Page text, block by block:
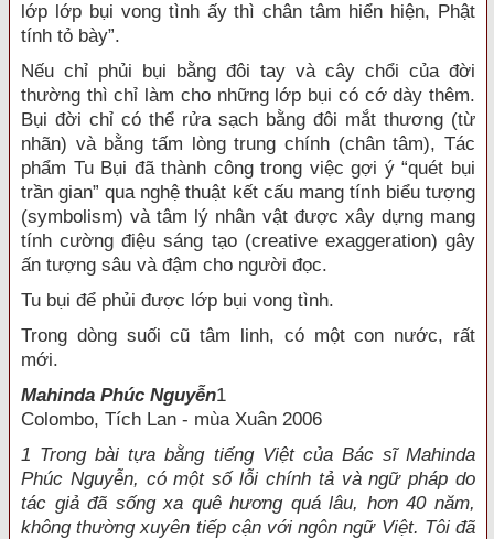
lớp lớp bụi vong tình ấy thì chân tâm hiển hiện, Phật
tính tỏ bày”.
Nếu chỉ phủi bụi bằng đôi tay và cây chổi của đời
thường thì chỉ làm cho những lớp bụi có cớ dày thêm.
Bụi đời chỉ có thể rửa sạch bằng đôi mắt thương (từ
nhãn) và bằng tấm lòng trung chính (chân tâm), Tác
phẩm Tu Bụi đã thành công trong việc gợi ý “quét bụi
trần gian” qua nghệ thuật kết cấu mang tính biểu tượng
(symbolism) và tâm lý nhân vật được xây dựng mang
tính cường điệu sáng tạo (creative exaggeration) gây
ấn tượng sâu và đậm cho người đọc.
Tu bụi để phủi được lớp bụi vong tình.
Trong dòng suối cũ tâm linh, có một con nước, rất
mới.
Mahinda Phúc Nguyễn1
Colombo, Tích Lan - mùa Xuân 2006
1 Trong bài tựa bằng tiếng Việt của Bác sĩ Mahinda
Phúc Nguyễn, có một số lỗi chính tả và ngữ pháp do
tác giả đã sống xa quê hương quá lâu, hơn 40 năm,
không thường xuyên tiếp cận với ngôn ngữ Việt. Tôi đã